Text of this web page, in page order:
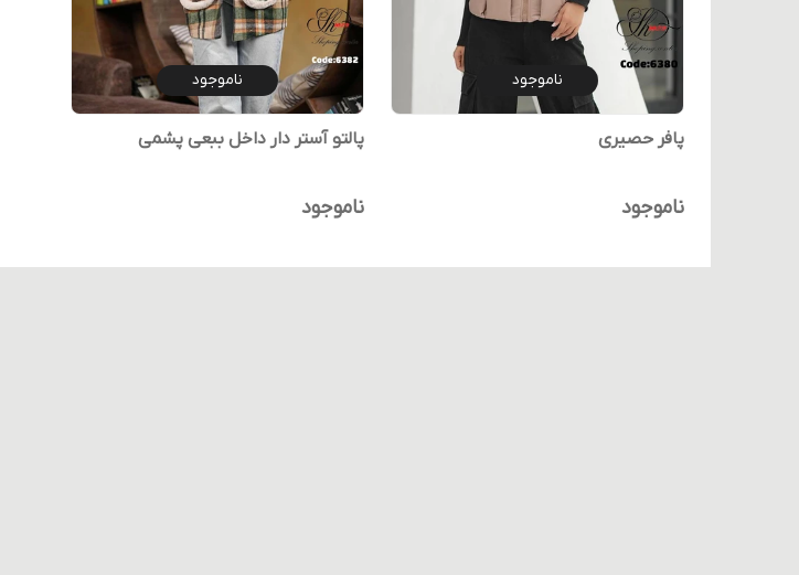
ناموجود
پافر حصیری
ناموجود
ناموجود
پالتو آستر دار داخل ببعی پشمی
ناموجود